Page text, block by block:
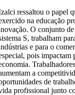
ressaltou o papel
na educação
O conjunto
S, trabalham
e para o
pois impactam
a
de
profissional junto